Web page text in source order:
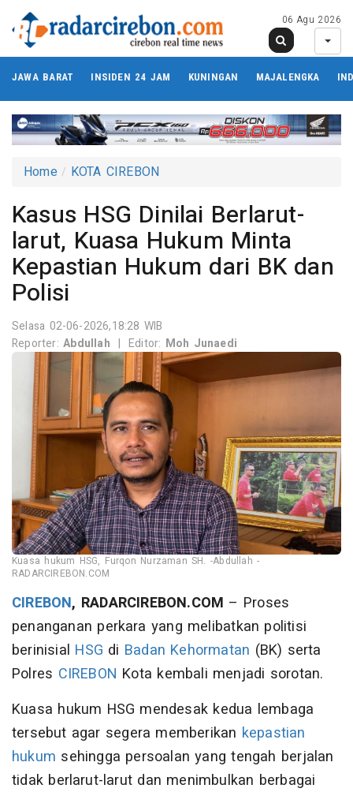
06 Agu 2026
JAWA BARAT INSIDEN 24 JAM KUNINGAN MAJALENGKA
Home KOTA CIREBON
Kasus HSG Dinilai Berlarut-
larut, Kuasa Hukum Minta
Kepastian Hukum dari BK dan
Polisi
Selasa 02-06-2026,18:28 WIB
Reporter:Abdullah | Editor: Moh Junaedi
Kuasa hukum HSG, Furqon Nurzaman SH. -Abdullah -
RADARCIREBON.COM
CIREBON, RADARCIREBON.COM – Proses
penanganan perkara yang melibatkan politisi
berinisial HSG di Badan Kehormatan (BK) serta
Polres CIREBON Kota kembali menjadi sorotan.
Kuasa hukum HSG mendesak kedua lembaga
tersebut agar segera memberikan kepastian
hukum sehingga persoalan yang tengah berjalan
tidak berlarut-larut dan menimbulkan berbagai